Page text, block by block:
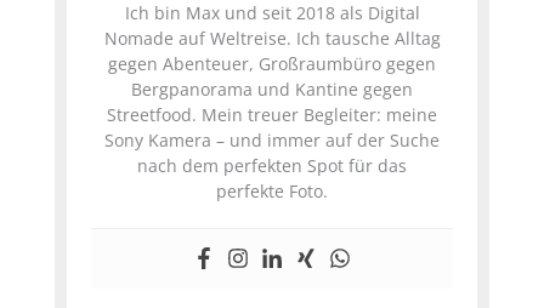
Ich bin Max und seit 2018 als Digital
Nomade auf Weltreise. Ich tausche Alltag
gegen Abenteuer, Großraumbüro gegen
Bergpanorama und Kantine gegen
Streetfood. Mein treuer Begleiter: meine
Sony Kamera – und immer auf der Suche
nach dem perfekten Spot für das
perfekte Foto.